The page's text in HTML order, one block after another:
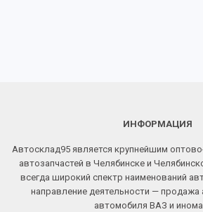
ИНФОРМАЦИЯ
Автосклад95 является крупнейшим
автозапчастей в Челябинске и
всегда широкий спектр наименований
направление деятельности — продажа
автомобиля ВАЗ и